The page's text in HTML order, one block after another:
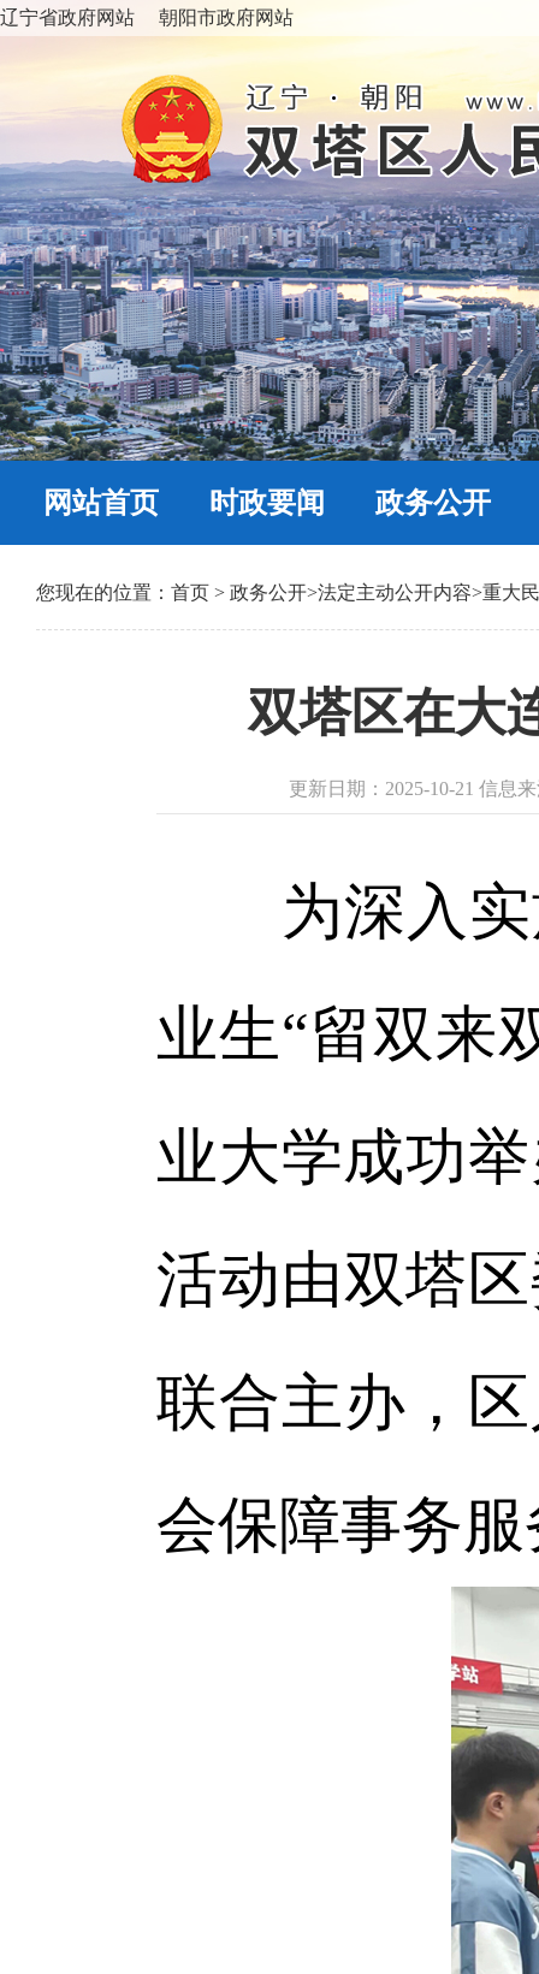
辽宁省政府网站 朝阳市政府网站
网站首页 时政要闻 政务公开
您现在的位置： 首页 > 政务公开>法定主动公开内容>重大
双塔区在大
更新日期：2025-10-21 信息
为深入实
业生“留双来
业大学成功
活动由双塔
联合主办，
会保障事务